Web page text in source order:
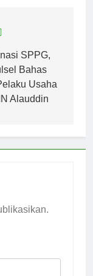
SPPG,
Bahas
Usaha
Alauddin